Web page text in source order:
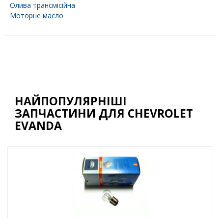
Олива трансмісійна
Моторне масло
НАЙПОПУЛЯРНІШІ
ЗАПЧАСТИНИ ДЛЯ CHEVROLET
EVANDA